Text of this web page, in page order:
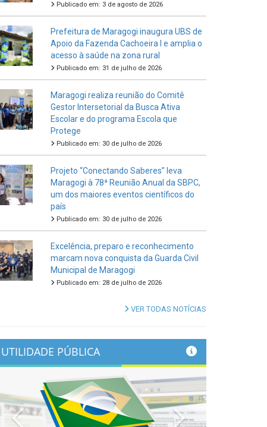
Publicado em: 3 de agosto de 2026
Prefeitura de Maragogi inaugura UBS de
Apoio da Fazenda Cachoeira I e amplia o
acesso à saúde na zona rural
Publicado em: 31 de julho de 2026
Maragogi realiza reunião do Comitê
Gestor Intersetorial da Busca Ativa
Escolar e do programa Escola que
Protege
Publicado em: 30 de julho de 2026
Projeto “Conectando Saberes” leva
Maragogi à 78ª Reunião Anual da SBPC,
um dos maiores eventos científicos do
país
Publicado em: 30 de julho de 2026
Excelência, preparo e reconhecimento
marcam nova conquista da Guarda Civil
Municipal de Maragogi
Publicado em: 28 de julho de 2026
VER TODAS NOTÍCIAS
UTILIDADE PÚBLICA
Previous Next